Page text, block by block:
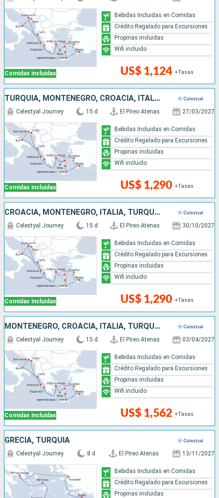
Comidas incluidas US$ 1,124 +Tasas
Bebidas Incluidas en Comidas
Crédito Regalado para Excursiones
Propinas incluidas
Wifi incluido
TURQUÍA, MONTENEGRO, CROACIA, ITALIA, GRECIA
Comidas incluidas
Celestyal Journey 15 d El Pireo Atenas 27/03/2027
US$ 1,290 +Tasas
Bebidas Incluidas en Comidas
Crédito Regalado para Excursiones
Propinas incluidas
Wifi incluido
CROACIA, MONTENEGRO, ITALIA, TURQUÍA, GRECIA
Comidas incluidas
Celestyal Journey 15 d El Pireo Atenas 30/10/2027
US$ 1,290 +Tasas
Bebidas Incluidas en Comidas
Crédito Regalado para Excursiones
Propinas incluidas
Wifi incluido
MONTENEGRO, CROACIA, ITALIA, TURQUÍA, GRECIA
Comidas incluidas
Celestyal Journey 15 d El Pireo Atenas 03/04/2027
US$ 1,562 +Tasas
Bebidas Incluidas en Comidas
Crédito Regalado para Excursiones
Propinas incluidas
Wifi incluido
GRECIA, TURQUÍA
Celestyal Journey 8 d El Pireo Atenas 13/11/2027
Bebidas Incluidas en Comidas
Crédito Regalado para Excursiones
Propinas incluidas